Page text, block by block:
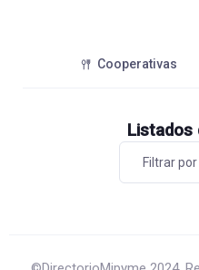
Cooperativas
Listados
Filtrar